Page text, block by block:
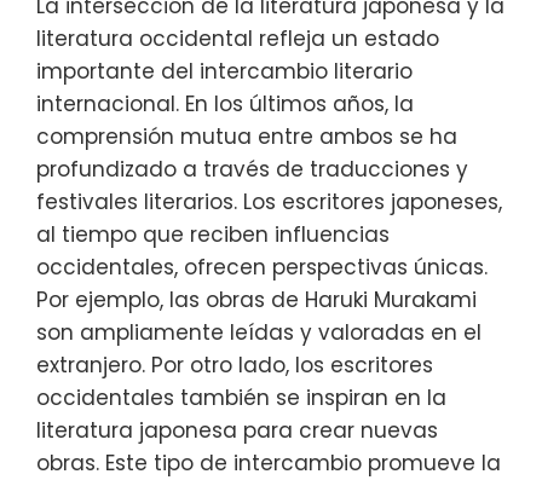
La intersección de la literatura japonesa y la
literatura occidental refleja un estado
importante del intercambio literario
internacional. En los últimos años, la
comprensión mutua entre ambos se ha
profundizado a través de traducciones y
festivales literarios. Los escritores japoneses,
al tiempo que reciben influencias
occidentales, ofrecen perspectivas únicas.
Por ejemplo, las obras de Haruki Murakami
son ampliamente leídas y valoradas en el
extranjero. Por otro lado, los escritores
occidentales también se inspiran en la
literatura japonesa para crear nuevas
obras. Este tipo de intercambio promueve la